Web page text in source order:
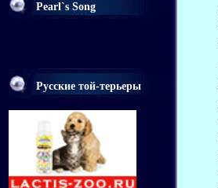
Pearl`s Song
Русские той-терьеры